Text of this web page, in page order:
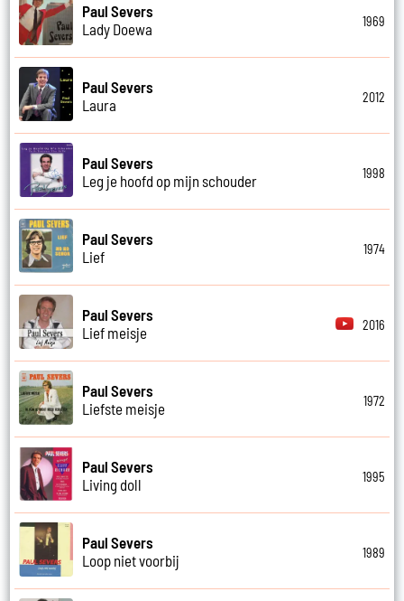
Paul Severs
Lady Doewa
1969
Paul Severs
Laura
2012
Paul Severs
Leg je hoofd op mijn schouder
1998
Paul Severs
Lief
1974
Paul Severs
Lief meisje
2016
Paul Severs
Liefste meisje
1972
Paul Severs
Living doll
1995
Paul Severs
Loop niet voorbij
1989